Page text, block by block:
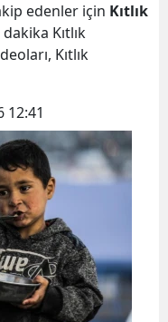
edenler için Kıtlık
Kıtlık
Kıtlık
12:41